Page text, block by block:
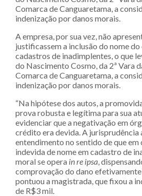
Comarca de Canguaretama, a
indenização por danos morais.
A empresa, por sua vez, não
justificassem a inclusão do nome
cadastros de inadimplentes, o que
do Nascimento Cosmo, da 2ª Vara
Comarca de Canguaretama, a
indenização por danos morais.
“Na hipótese dos autos, a
prova robusta e legítima para sua
evidenciar que a negativação em
crédito era devida. A jurisprudência
entendimento no sentido de que em
indevida de nome em cadastro de
moral se opera in re ipsa ,
comprovação do dano efetivamente
pontuou a magistrada, que fixou a
de R$3 mil.